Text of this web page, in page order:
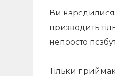
Ви народилися
призводить
непросто
Тільки